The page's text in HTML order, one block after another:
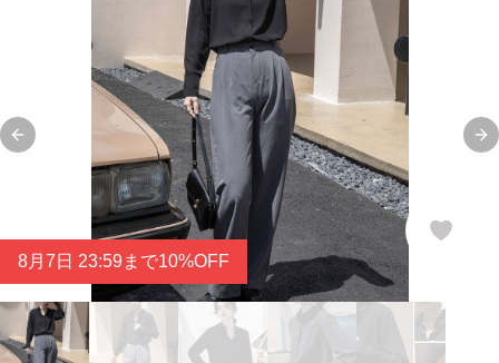
Previous slide
8月 7 日 23:59まで10%OFF